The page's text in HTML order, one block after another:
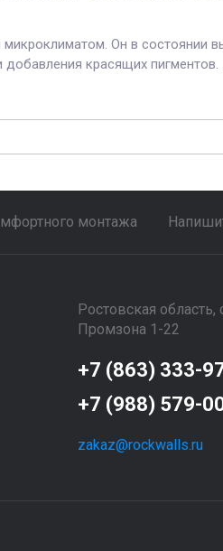
Он в состоянии
добавления красящих пигментов.
монтажа
Ростовская область,
Промзона 1-22
+7 (863) 333-
+7 (988) 579-
zakaz@rockwalls.ru